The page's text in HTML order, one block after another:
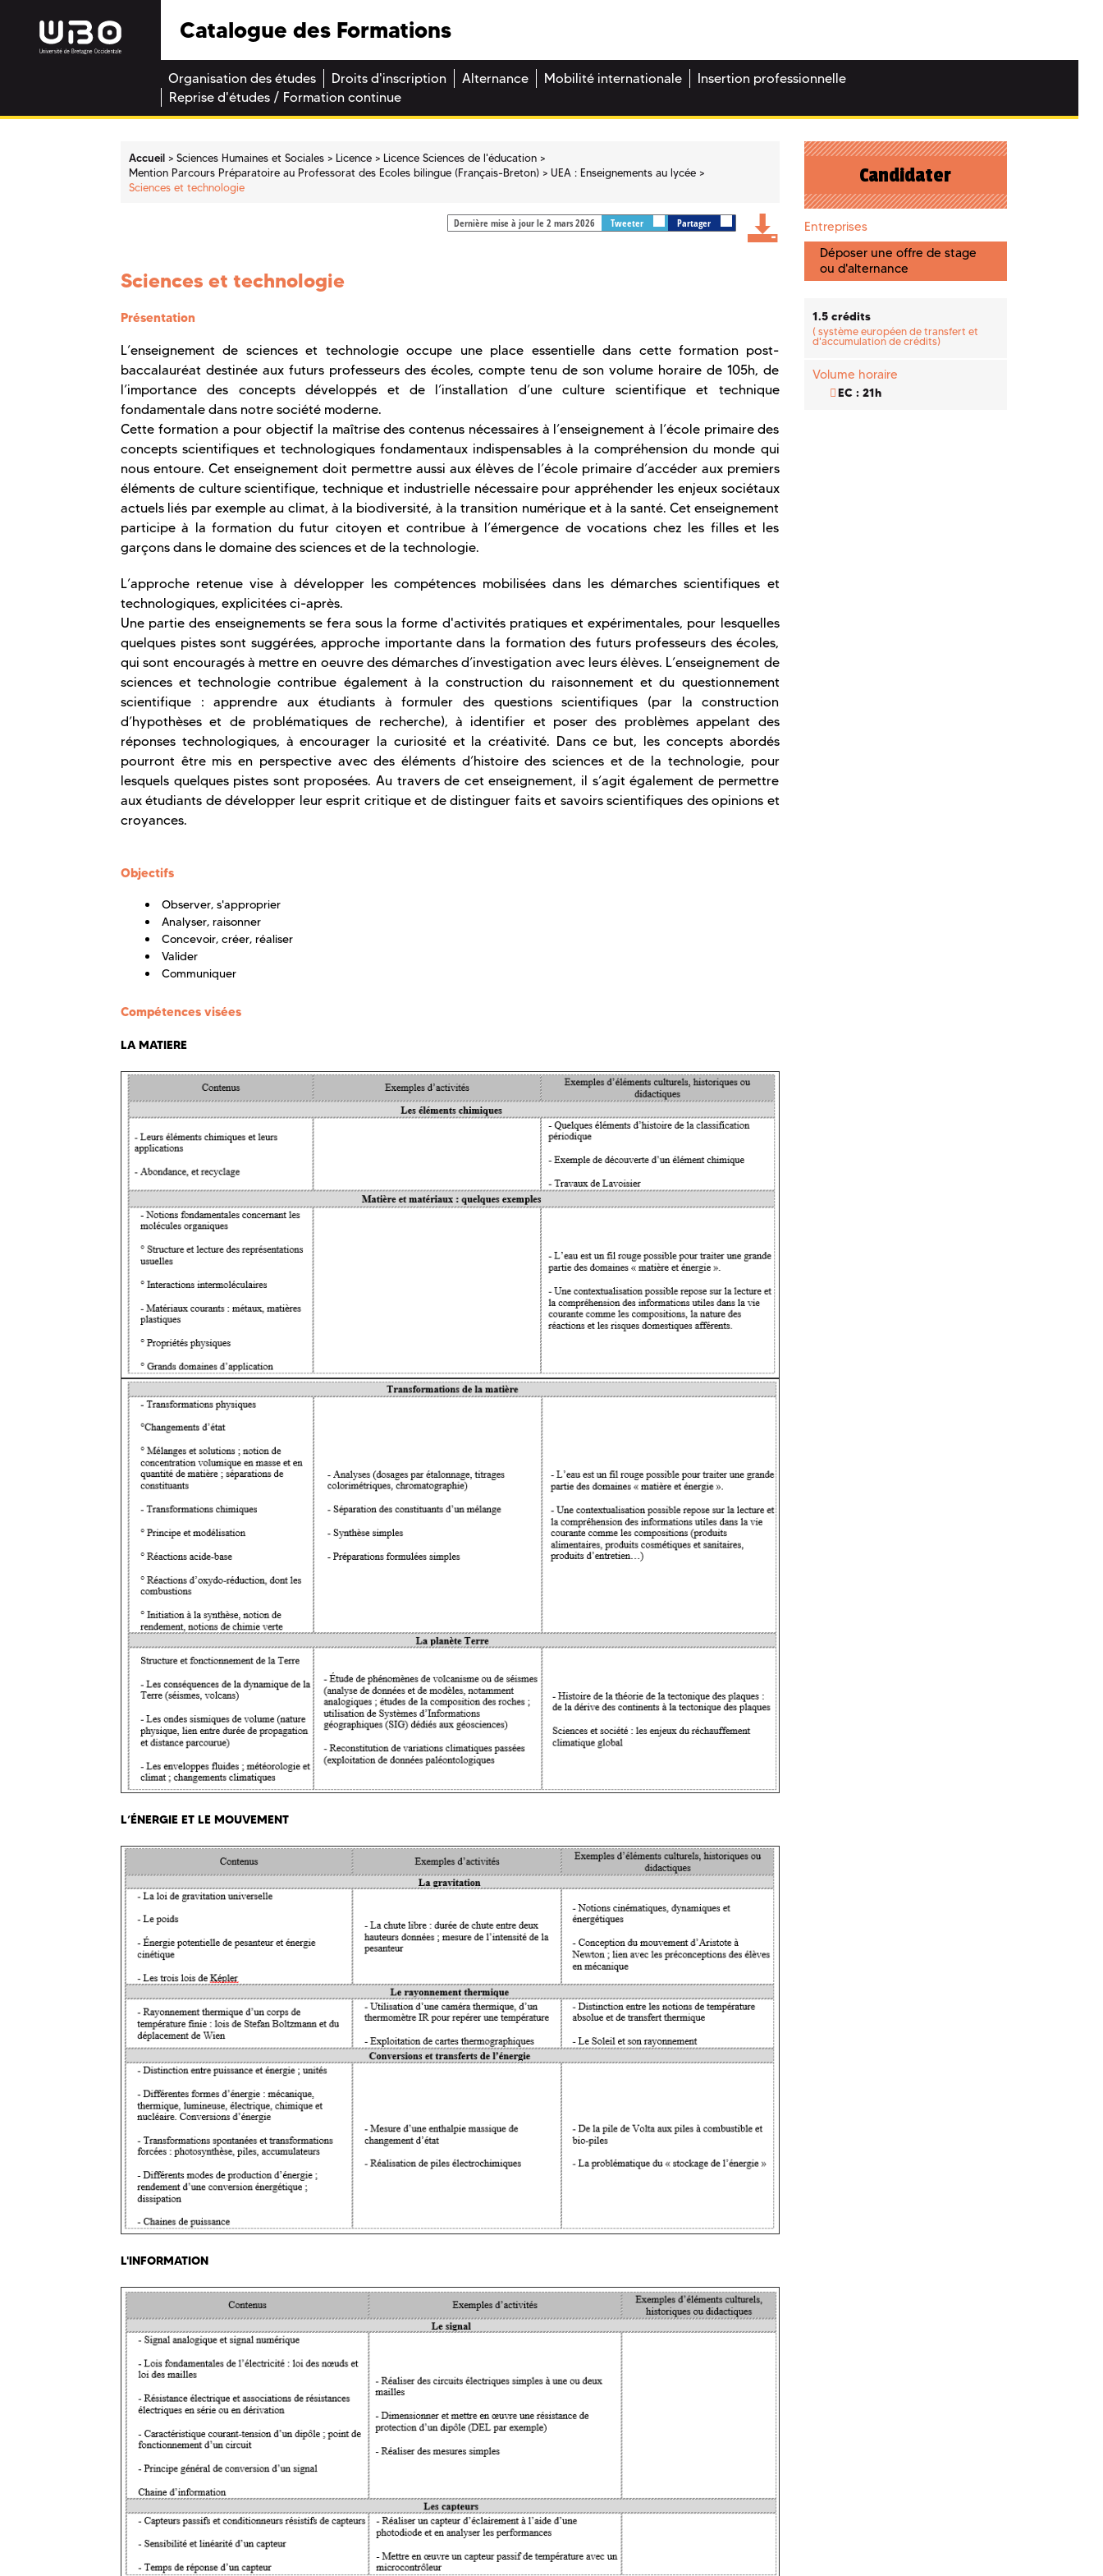
Catalogue des Formations
Organisation des études Droits d'inscription Alternance Mobilité internationale
Insertion professionnelle
Reprise d'études / Formation continue
Accueil Sciences Humaines et Sociales Licence
Licence Sciences de l'éducation
Mention Parcours Préparatoire au Professorat des Ecoles bilingue (Français-Breton)
UEA : Enseignements au lycée
Sciences et technologie
Dernière mise à jour le 2 mars 2026 Tweeter Partager
Sciences et technologie
Présentation
L’enseignement de sciences et technologie occupe une place essentielle dans cette formation post-
baccalauréat destinée aux futurs professeurs des écoles, compte tenu de son volume horaire de 105h, de
l’importance des concepts développés et de l’installation d’une culture scientifique et technique
fondamentale dans notre société moderne.
Cette formation a pour objectif la maîtrise des contenus nécessaires à l’enseignement à l’école primaire des
concepts scientifiques et technologiques fondamentaux indispensables à la compréhension du monde qui
nous entoure. Cet enseignement doit permettre aussi aux élèves de l’école primaire d’accéder aux premiers
éléments de culture scientifique, technique et industrielle nécessaire pour appréhender les enjeux sociétaux
actuels liés par exemple au climat, à la biodiversité, à la transition numérique et à la santé. Cet enseignement
participe à la formation du futur citoyen et contribue à l’émergence de vocations chez les filles et les
garçons dans le domaine des sciences et de la technologie.
L’approche retenue vise à développer les compétences mobilisées dans les démarches scientifiques et
technologiques, explicitées ci-après.
Une partie des enseignements se fera sous la forme d'activités pratiques et expérimentales, pour lesquelles
quelques pistes sont suggérées, approche importante dans la formation des futurs professeurs des écoles,
qui sont encouragés à mettre en oeuvre des démarches d’investigation avec leurs élèves. L’enseignement de
sciences et technologie contribue également à la construction du raisonnement et du questionnement
scientifique : apprendre aux étudiants à formuler des questions scientifiques (par la construction
d’hypothèses et de problématiques de recherche), à identifier et poser des problèmes appelant des
réponses technologiques, à encourager la curiosité et la créativité. Dans ce but, les concepts abordés
pourront être mis en perspective avec des éléments d’histoire des sciences et de la technologie, pour
lesquels quelques pistes sont proposées. Au travers de cet enseignement, il s’agit également de permettre
aux étudiants de développer leur esprit critique et de distinguer faits et savoirs scientifiques des opinions et
croyances.
Objectifs
Observer, s'approprier
Analyser, raisonner
Concevoir, créer, réaliser
Valider
Communiquer
Compétences visées
LA MATIERE
L’ÉNERGIE ET LE MOUVEMENT
L'INFORMATION
Candidater
Entreprises
Déposer une offre de stage
ou d'alternance
1.5 crédits
( système européen de transfert et
d'accumulation de crédits)
Volume horaire
EC : 21h